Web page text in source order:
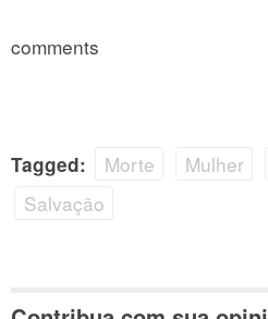
comments
Tagged: Morte Mulher
Salvação